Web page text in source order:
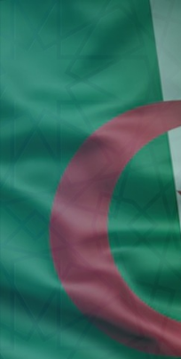
Aller au contenu principal